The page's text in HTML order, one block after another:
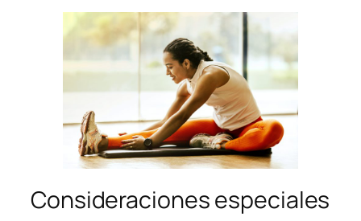
Consideraciones especiales